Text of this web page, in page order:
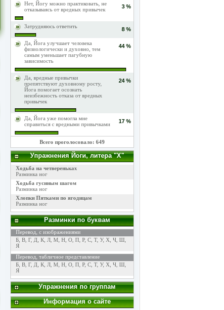
Нет, Йогу можно практиковать, не
отказываясь от вредных привычек
3 %
Затрудняюсь ответить 8 %
Да, Йога улучшает человека
физиологически и духовно, тем
самым уменьшает пагубную
зависимость
44 %
Да, вредные привычки
препятствуют духовному росту,
Йога помогает осознать
неизбежность отказа от вредных
привычек
24 %
Да, Йога уже помогла мне
справиться с вредными привычками
17 %
Всего проголосовало: 649
Упражнения Йоги, литера "Х"
Ходьба на четвереньках
Разминка ног
Ходьба гусиным шагом
Разминка ног
Хлопки Пятками по ягодицам
Разминка ног
Разминки по буквам
Перевод, с изображениями
Б, В, Г, Д К, Л, М Н, О, П, Р, С, Т, У, Х Ч, Ш,
Я
Перевод, табличное представление
Б, В, Г, Д К, Л, М Н, О, П, Р, С, Т, У, Х Ч, Ш,
Я
Упражнения по группам
Информация о сайте